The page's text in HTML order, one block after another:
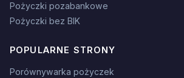
Pożyczki pozabankowe
Pożyczki bez BIK
POPULARNE STRONY
Porównywarka pożyczek